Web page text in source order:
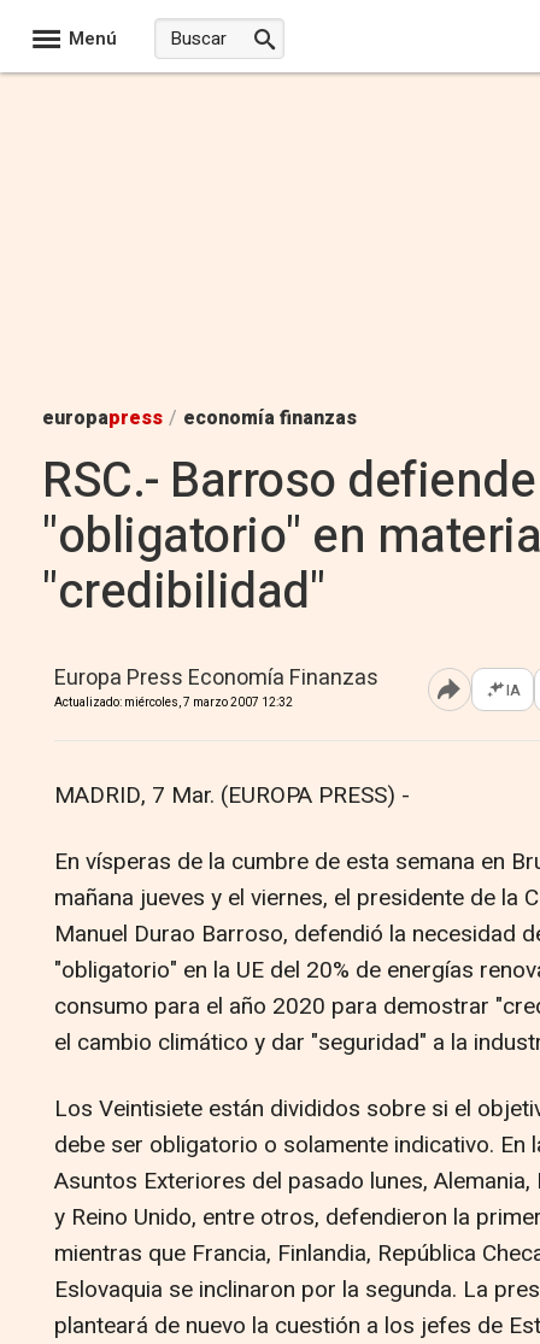
Menú
europapress / economía finanzas
RSC.- Barroso
"obligatorio" en
"credibilidad"
Europa Press Economía Finanzas
Actualizado: miércoles, 7 marzo 2007 12:32 Abrir IA
MADRID, 7 Mar. (EUROPA PRESS) -
En vísperas de la cumbre de esta semana en
mañana jueves y el viernes, el presidente de la
Manuel Durao Barroso, defendió la necesidad
"obligatorio" en la UE del 20% de energías
consumo para el año 2020 para demostrar
el cambio climático y dar "seguridad" a la
Los Veintisiete están divididos sobre si el
debe ser obligatorio o solamente indicativo. En
Asuntos Exteriores del pasado lunes, Alemania,
y Reino Unido, entre otros, defendieron la
mientras que Francia, Finlandia, República
Eslovaquia se inclinaron por la segunda. La
planteará de nuevo la cuestión a los jefes de